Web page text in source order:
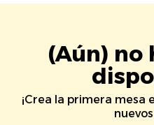
(Aún) no
¡Crea la primera mesa